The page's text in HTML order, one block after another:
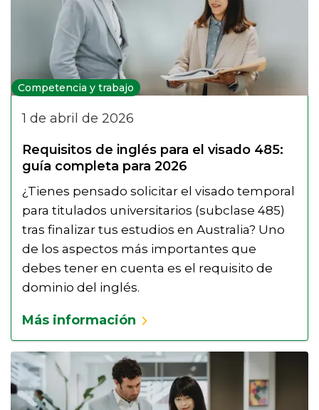
Competencia y trabajo
1 de abril de 2026
Requisitos de inglés para el visado 485:
guía completa para 2026
¿Tienes pensado solicitar el visado temporal
para titulados universitarios (subclase 485)
tras finalizar tus estudios en Australia? Uno
de los aspectos más importantes que
debes tener en cuenta es el requisito de
dominio del inglés.
Más información